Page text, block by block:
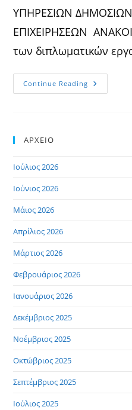
ΥΠΗΡΕΣΙΩΝ
ΕΠΙΧΕΙΡΗΣΕΩΝ
των διπλωματικών
Continue Reading
–
ΑΡΧΕΙΟ
Ιούλιος 2026
Ιούνιος 2026
Μάιος 2026
Απρίλιος 2026
Μάρτιος 2026
Φεβρουάριος 2026
Ιανουάριος 2026
Δεκέμβριος 2025
Νοέμβριος 2025
Οκτώβριος 2025
Σεπτέμβριος 2025
Ιούλιος 2025